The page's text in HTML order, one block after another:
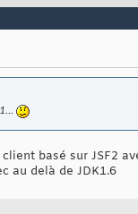
basé sur JSF2
au delà de JDK1.6